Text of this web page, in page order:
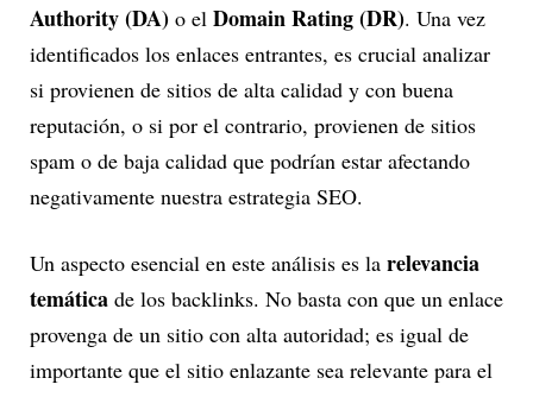
Authority (DA) o el Domain Rating (DR). Una vez
identificados los enlaces entrantes, es crucial analizar
si provienen de sitios de alta calidad y con buena
reputación, o si por el contrario, provienen de sitios
spam o de baja calidad que podrían estar afectando
negativamente nuestra estrategia SEO.
Un aspecto esencial en este análisis es la relevancia
temática de los backlinks. No basta con que un enlace
provenga de un sitio con alta autoridad; es igual de
importante que el sitio enlazante sea relevante para el